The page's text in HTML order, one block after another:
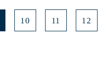
10 11 12